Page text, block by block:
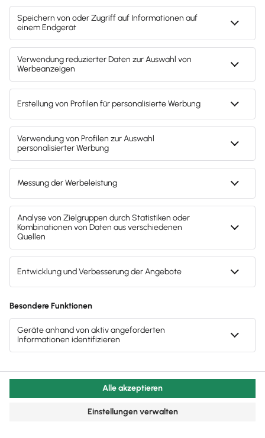
Abo. Kein Newsletter. Mit der Registrierung
stimmst du denDatenschutz­bestimmungen
Newsletter
Brandheiße
News direkt in
dein Postfach
Möchtest du zukünftig
Gesetzesänderungen,
kostenlose Tools für
Unternehmen erhalten?
Dann abonniere unseren